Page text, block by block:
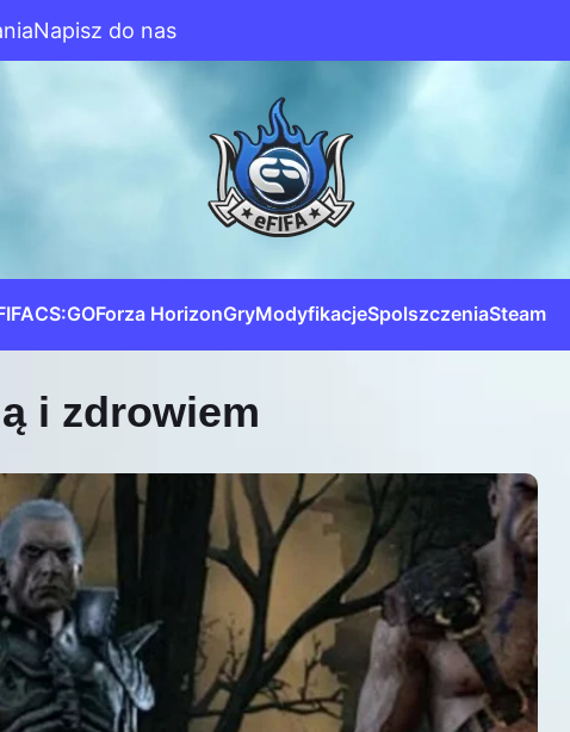
Napisz do nas
CS:GOForza HorizonGryModyfikacjeSpolszczeniaSteam
i zdrowiem